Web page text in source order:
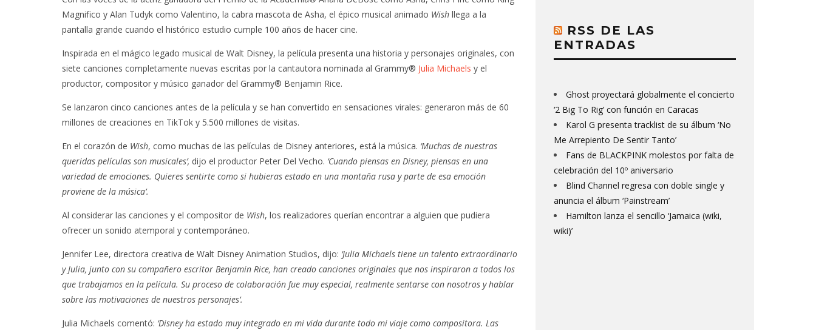
Magnifico y Alan Tudyk como Valentino, la cabra mascota de Asha, el épico musical animado Wish llega a la
pantalla grande cuando el histórico estudio cumple 100 años de hacer cine.
Inspirada en el mágico legado musical de Walt Disney, la película presenta una historia y personajes originales, con
siete canciones completamente nuevas escritas por la cantautora nominada al Grammy® Julia Michaels y el
productor, compositor y músico ganador del Grammy® Benjamin Rice.
Se lanzaron cinco canciones antes de la película y se han convertido en sensaciones virales: generaron más de 60
millones de creaciones en TikTok y 5.500 millones de visitas.
En el corazón de Wish, como muchas de las películas de Disney anteriores, está la música. ‘Muchas de nuestras
queridas películas son musicales’, dijo el productor Peter Del Vecho. ‘Cuando piensas en Disney, piensas en una
variedad de emociones. Quieres sentirte como si hubieras estado en una montaña rusa y parte de esa emoción
proviene de la música’.
Al considerar las canciones y el compositor de Wish, los realizadores querían encontrar a alguien que pudiera
ofrecer un sonido atemporal y contemporáneo.
Jennifer Lee, directora creativa de Walt Disney Animation Studios, dijo: ‘Julia Michaels tiene un talento extraordinario
y Julia, junto con su compañero escritor Benjamin Rice, han creado canciones originales que nos inspiraron a todos los
que trabajamos en la película. Su proceso de colaboración fue muy especial, realmente sentarse con nosotros y hablar
sobre las motivaciones de nuestros personajes’.
Julia Michaels comentó: ‘Disney ha estado muy integrado en mi vida durante todo mi viaje como compositora. Las
RSS DE LAS
ENTRADAS
Ghost proyectará globalmente el concierto
‘2 Big To Rig’ con función en Caracas
Karol G presenta tracklist de su álbum ‘No
Me Arrepiento De Sentir Tanto’
Fans de BLACKPINK molestos por falta de
celebración del 10º aniversario
Blind Channel regresa con doble single y
anuncia el álbum ‘Painstream’
Hamilton lanza el sencillo ‘Jamaica (wiki,
wiki)’